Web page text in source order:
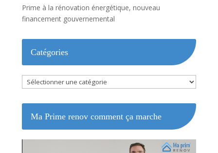
Prime à la rénovation énergétique, nouveau
financement gouvernemental
Catégories
Catégories
Ma Prime renov comment ça marche